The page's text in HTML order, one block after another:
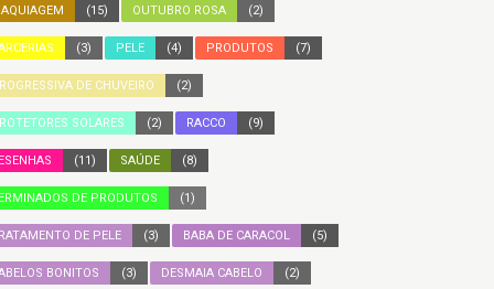
(15) OUTUBRO ROSA (2)
(3) PELE (4) PRODUTOS (7)
DE CHUVEIRO (2)
SOLARES (2) RACCO (9)
(11) SAÚDE (8)
DE PRODUTOS (1)
DE PELE (3) BABA DE CARACOL (5)
BONITOS (3) DESMAIA CABELO (2)